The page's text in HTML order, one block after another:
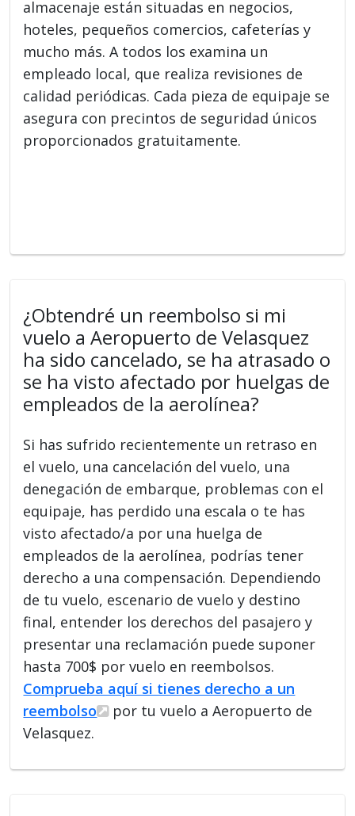
almacenaje están situadas en negocios,
hoteles, pequeños comercios, cafeterías y
mucho más. A todos los examina un
empleado local, que realiza revisiones de
calidad periódicas. Cada pieza de equipaje se
asegura con precintos de seguridad únicos
proporcionados gratuitamente.
¿Obtendré un reembolso si mi
vuelo a Aeropuerto de Velasquez
ha sido cancelado, se ha atrasado o
se ha visto afectado por huelgas de
empleados de la aerolínea?
Si has sufrido recientemente un retraso en
el vuelo, una cancelación del vuelo, una
denegación de embarque, problemas con el
equipaje, has perdido una escala o te has
visto afectado/a por una huelga de
empleados de la aerolínea, podrías tener
derecho a una compensación. Dependiendo
de tu vuelo, escenario de vuelo y destino
final, entender los derechos del pasajero y
presentar una reclamación puede suponer
hasta 700$ por vuelo en reembolsos.
Comprueba aquí si tienes derecho a un
reembolso
por tu vuelo a Aeropuerto de
Velasquez.